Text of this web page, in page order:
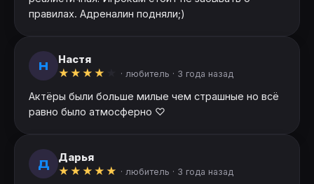
правилах. Адреналин подняли;)
Н
Настя
★ ★ ★ ★ · любитель · 3 года назад
Актёры были больше милые чем страшные но всё
равно было атмосферно ♡
Д
Дарья
★ ★ ★ ★ ★ · любитель · 3 года назад